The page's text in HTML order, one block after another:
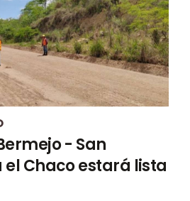
- San
Chaco estará lista